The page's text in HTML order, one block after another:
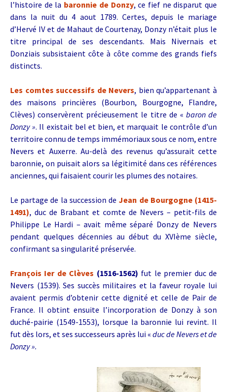
l’histoire de la baronnie de Donzy, ce fief ne disparut que
dans la nuit du 4 aout 1789. Certes, depuis le mariage
d’Hervé IV et de Mahaut de Courtenay, Donzy n’était plus le
titre principal de ses descendants. Mais Nivernais et
Donziais subsistaient côte à côte comme des grands fiefs
distincts.
Les comtes successifs de Nevers, bien qu’appartenant à
des maisons princières (Bourbon, Bourgogne, Flandre,
Clèves) conservèrent précieusement le titre de « baron de
Donzy ». Il existait bel et bien, et marquait le contrôle d’un
territoire connu de temps immémoriaux sous ce nom, entre
Nevers et Auxerre. Au-delà des revenus qu’assurait cette
baronnie, on puisait alors sa légitimité dans ces références
anciennes, qui faisaient courir les plumes des notaires.
Le partage de la succession deJean de Bourgogne (1415-
1491), duc de Brabant et comte de Nevers – petit-fils de
Philippe Le Hardi – avait même séparé Donzy de Nevers
pendant quelques décennies au début du XVIème siècle,
confirmant sa singularité préservée.
François Ier de Clèves (1516-1562) fut le premier duc de
Nevers (1539). Ses succès militaires et la faveur royale lui
avaient permis d’obtenir cette dignité et celle de Pair de
France. Il obtint ensuite l’incorporation de Donzy à son
duché-pairie (1549-1553), lorsque la baronnie lui revint. Il
fut dès lors, et ses successeurs après lui « duc de Nevers et de
Donzy ».